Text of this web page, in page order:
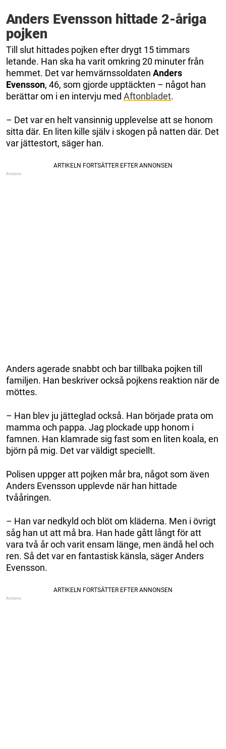
Anders Evensson hittade 2-åriga
pojken
Till slut hittades pojken efter drygt 15 timmars
letande. Han ska ha varit omkring 20 minuter från
hemmet. Det var hemvärnssoldaten Anders
Evensson, 46, som gjorde upptäckten – något han
berättar om i en intervju med Aftonbladet.
– Det var en helt vansinnig upplevelse att se honom
sitta där. En liten kille själv i skogen på natten där. Det
var jättestort, säger han.
Anders agerade snabbt och bar tillbaka pojken till
familjen. Han beskriver också pojkens reaktion när de
möttes.
– Han blev ju jätteglad också. Han började prata om
mamma och pappa. Jag plockade upp honom i
famnen. Han klamrade sig fast som en liten koala, en
björn på mig. Det var väldigt speciellt.
Polisen uppger att pojken mår bra, något som även
Anders Evensson upplevde när han hittade
tvååringen.
– Han var nedkyld och blöt om kläderna. Men i övrigt
såg han ut att må bra. Han hade gått långt för att
vara två år och varit ensam länge, men ändå hel och
ren. Så det var en fantastisk känsla, säger Anders
Evensson.